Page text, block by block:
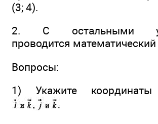
(3; 4).
2. С остальными
проводится математический
Вопросы:
1) Укажите координаты